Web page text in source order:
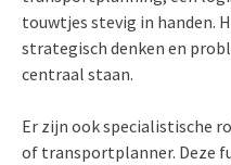
touwtjes stevig in handen.
strategisch denken en
centraal staan.
Er zijn ook specialistische
of transportplanner. Deze